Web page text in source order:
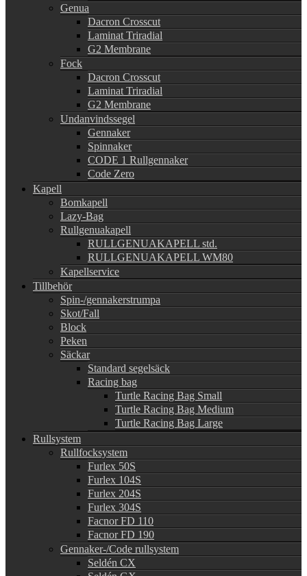
Genua
Dacron Crosscut
Laminat Triradial
G2 Membrane
Fock
Dacron Crosscut
Laminat Triradial
G2 Membrane
Undanvindssegel
Gennaker
Spinnaker
CODE 1 Rullgennaker
Code Zero
Kapell
Bomkapell
Lazy-Bag
Rullgenuakapell
RULLGENUAKAPELL std.
RULLGENUAKAPELL WM80
Kapellservice
Tillbehör
Spin-/gennakerstrumpa
Skot/Fall
Block
Peken
Säckar
Standard segelsäck
Racing bag
Turtle Racing Bag Small
Turtle Racing Bag Medium
Turtle Racing Bag Large
Rullsystem
Rullfocksystem
Furlex 50S
Furlex 104S
Furlex 204S
Furlex 304S
Facnor FD 110
Facnor FD 190
Gennaker-/Code rullsystem
Seldén CX